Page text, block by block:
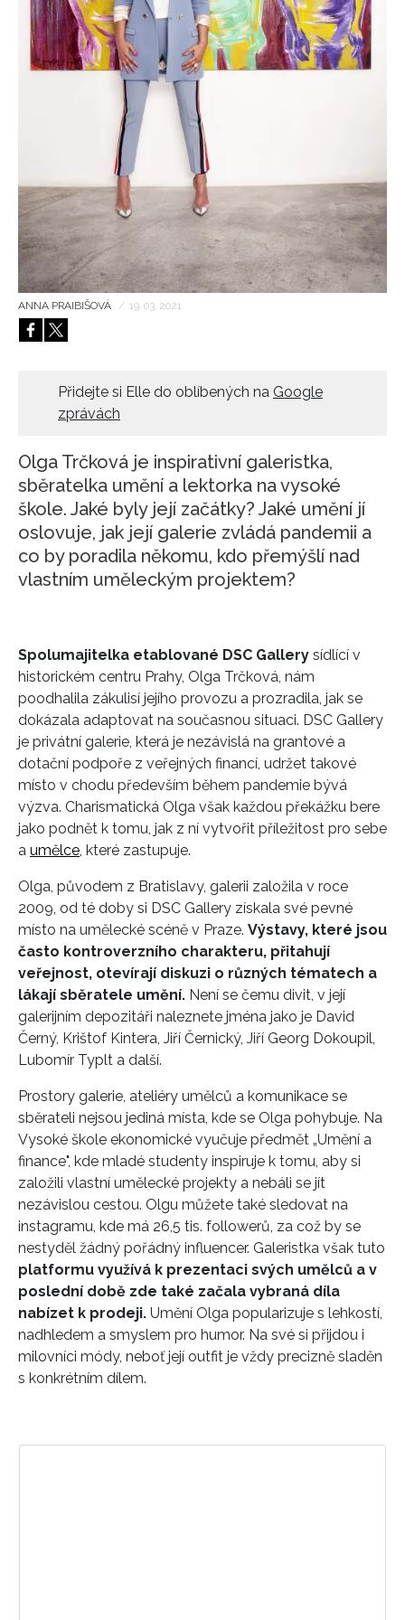
HOME
ANNA PRAIBIŠOVÁ / 19. 03. 2021
Přidejte si Elle do oblíbených na Google
zprávách
Olga Trčková je inspirativní galeristka,
sběratelka umění a lektorka na vysoké
škole. Jaké byly její začátky? Jaké umění jí
oslovuje, jak její galerie zvládá pandemii a
co by poradila někomu, kdo přemýšlí nad
vlastním uměleckým projektem?
Spolumajitelka etablované DSC Gallery sídlící v
historickém centru Prahy, Olga Trčková, nám
poodhalila zákulisí jejího provozu a prozradila, jak se
dokázala adaptovat na současnou situaci. DSC Gallery
je privátní galerie, která je nezávislá na grantové a
dotační podpoře z veřejných financí, udržet takové
místo v chodu především během pandemie bývá
výzva. Charismatická Olga však každou překážku bere
jako podnět k tomu, jak z ní vytvořit příležitost pro sebe
a umělce, které zastupuje.
Olga, původem z Bratislavy, galerii založila v roce
2009, od té doby si DSC Gallery získala své pevné
místo na umělecké scéně v Praze. Výstavy, které jsou
často kontroverzního charakteru, přitahují
veřejnost, otevírají diskuzi o různých tématech a
lákají sběratele umění. Není se čemu divit, v její
galerijním depozitáři naleznete jména jako je David
Černý, Krištof Kintera, Jiří Černický, Jiří Georg Dokoupil,
Lubomír Typlt a další.
Prostory galerie, ateliéry umělců a komunikace se
sběrateli nejsou jediná místa, kde se Olga pohybuje. Na
Vysoké škole ekonomické vyučuje předmět „Umění a
finance", kde mladé studenty inspiruje k tomu, aby si
založili vlastní umělecké projekty a nebáli se jít
nezávislou cestou. Olgu můžete také sledovat na
instagramu, kde má 26,5 tis. followerů, za což by se
nestyděl žádný pořádný influencer. Galeristka však tuto
platformu využívá k prezentaci svých umělců a v
poslední době zde také začala vybraná díla
nabízet k prodeji. Umění Olga popularizuje s lehkostí,
nadhledem a smyslem pro humor. Na své si přijdou i
milovníci módy, neboť její outfit je vždy precizně sladěn
s konkrétním dílem.